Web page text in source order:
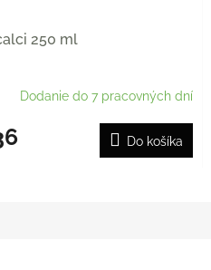
250 ml
Dodanie do 7 pracovných dní
Do košíka